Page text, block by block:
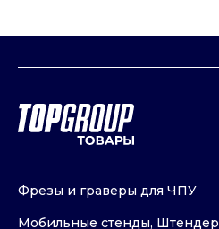
Мобильные стенды,
Фрезы и граверы для ЧПУ